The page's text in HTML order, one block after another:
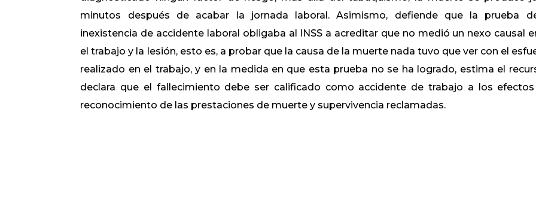
minutos después de acabar la jornada laboral. Asimismo, defiende que la prueba
inexistencia de accidente laboral obligaba al INSS a acreditar que no medió un nexo causal
el trabajo y la lesión, esto es, a probar que la causa de la muerte nada tuvo que ver con el
realizado en el trabajo, y en la medida en que esta prueba no se ha logrado, estima el
declara que el fallecimiento debe ser calificado como accidente de trabajo a los
reconocimiento de las prestaciones de muerte y supervivencia reclamadas.